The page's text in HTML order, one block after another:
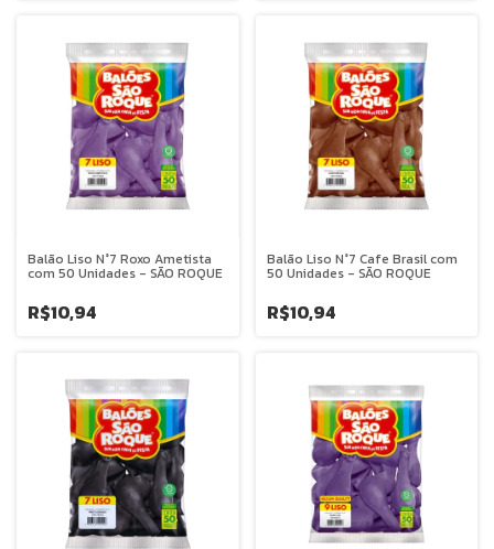
Balão Liso N°7 Roxo Ametista
com 50 Unidades - SÃO ROQUE
R$10,94
Balão Liso N°7 Cafe Brasil com
50 Unidades - SÃO ROQUE
R$10,94